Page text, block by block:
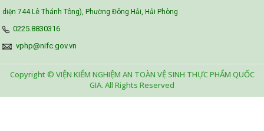
diện 744 Lê Thánh Tông), Phường Đông Hải, Hải Phòng
0225.8830316
vphp@nifc.gov.vn
Copyright © VIỆN KIỂM NGHIỆM AN TOÀN VỆ SINH THỰC PHẨM QUỐC
GIA. All Rights Reserved